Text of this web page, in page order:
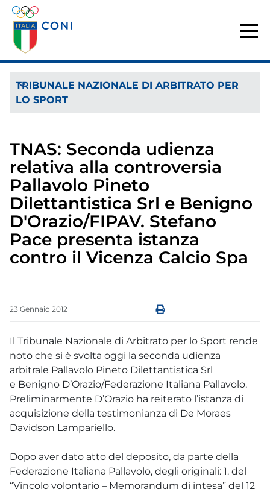
TRIBUNALE NAZIONALE DI ARBITRATO PER
LO SPORT
TNAS: Seconda udienza
relativa alla controversia
Pallavolo Pineto
Dilettantistica Srl e Benigno
D'Orazio/FIPAV. Stefano
Pace presenta istanza
contro il Vicenza Calcio Spa
23 Gennaio 2012
Il Tribunale Nazionale di Arbitrato per lo Sport rende
noto che si è svolta oggi la seconda udienza
arbitrale Pallavolo Pineto Dilettantistica Srl
e Benigno D’Orazio/Federazione Italiana Pallavolo.
Preliminarmente D’Orazio ha reiterato l’istanza di
acquisizione della testimonianza di De Moraes
Davidson Lampariello.
Dopo aver dato atto del deposito, da parte della
Federazione Italiana Pallavolo, degli originali: 1. del
“Vincolo volontario – Memorandum di intesa” del 12